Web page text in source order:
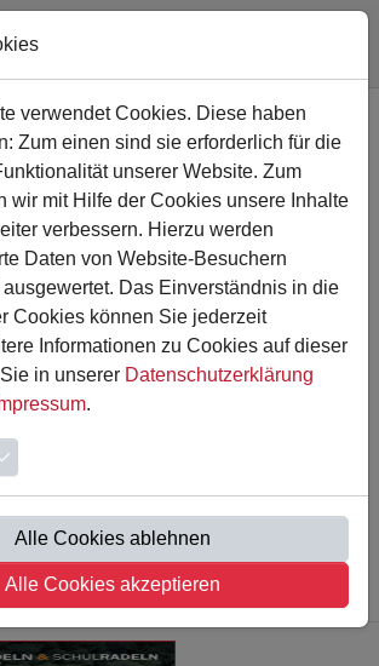
Sponsorenlauf statt. Nach einem
liefen die Kinder bei
auf der 400m langen…
verwendet Cookies. Diese haben
Zum einen sind sie erforderlich für die
unserer Website. Zum
wir mit Hilfe der Cookies unsere Inhalte
verbessern. Hierzu werden
Daten von Website-Besuchern
Das Einverständnis in die
Cookies können Sie jederzeit
Informationen zu Cookies auf dieser
in unserer Datenschutzerklärung
.
Alle Cookies ablehnen
Alle Cookies akzeptieren